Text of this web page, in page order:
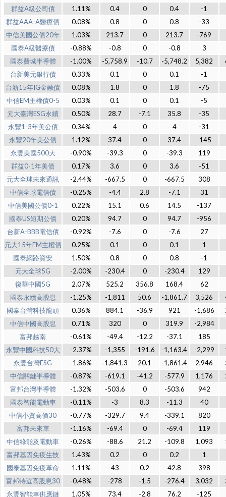
群益A級公司債
1.11% 0.4 0 0.4
-1
群益AAA-A醫療債
0.08% 0.8 0 0.8
-33
中信美國公債20年
1.03% 213.7 0 213.7
-769
國泰A級醫療債
-0.88% -0.8 0 -0.8
3
國泰費城半導體
-1.00% -5,758.9 -10.7 -5,748.2 5,382
台新美元銀行債
0.33% 0.1 0 0.1
-1
台新15年IG金融債
0.08% 1.8 0 1.8
-75
中信EM主權債0-5
0.03% 0.1 0 0.1
-5
元大臺灣ESG永續
0.50% 28.7 -7.1 35.8
-35
永豐1-3年美公債
0.34% 4 0 4
-31
永豐20年美公債
1.12% 37.4 0 37.4
-145
永豐美國500大
-0.90% -39.3 0 -39.3
119
群益0-1年美債
0.17% 3.6 0 3.6
-51
元大全球未來通訊
-2.44% -667.5 0 -667.5
308
中信全球電信債
-0.25% -4.4 2.8 -7.1
31
中信美國公債0-1
0.22% 15.1 0.6 14.5
-137
國泰US短期公債
0.20% 94.7 0 94.7
-956
台新A-BBB電信債
-0.92% -7.6 0 -7.6
27
元大15年EM主權債
0.25% 0.1 0 0.1
1
國泰網路資安
1.50% 0.8 0 0.8
-1
元大全球5G
-2.00% -230.4 0 -230.4
129
復華中國5G
2.07% 525.2 356.8 168.4
62
國泰永續高股息
-1.25% -1,811 50.6 -1,861.7 3,526
國泰台灣科技龍頭
0.36% 884.1 -36.9 921 -1,686
中信中國高股息
0.71% 320 0 319.9
-2,984
富邦越南
-0.61% -49.4 -12.2 -37.1
185
永豐中國科技50大
-2.37% -1,355 -191.6 -1,163.4 -2,299
永豐台灣ESG
-1.86% -1,841.3 20.1 -1,861.4 2,946
中信關鍵半導體
-0.87% -619.1 -41.2 -577.9 1,176
富邦台灣半導體
-1.32% -503.6 0 -503.6
942
國泰智能電動車
-0.11% -3 8.3 -11.3
40
中信小資高價30
-0.77% -329.7 9.4 -339.1
820
富邦未來車
-1.16% -69.4 0 -69.4
119
中信綠能及電動車
-0.26% -88.6 21.2 -109.8 1,093
富邦基因免疫生技
1.43% 0.2 0 0.2
1
國泰基因免疫革命
1.11% 43 0.2 42.8
398
富邦特選高股息30
-0.48% -278 -1.5 -276.4 3,032
永豐智能車供應鏈
1.05% 73.4 -2.8 76.2
-125